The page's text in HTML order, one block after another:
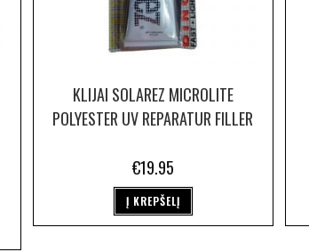
KLIJAI SOLAREZ MICROLITE
POLYESTER UV REPARATUR FILLER
€19.95
Į KREPŠELĮ